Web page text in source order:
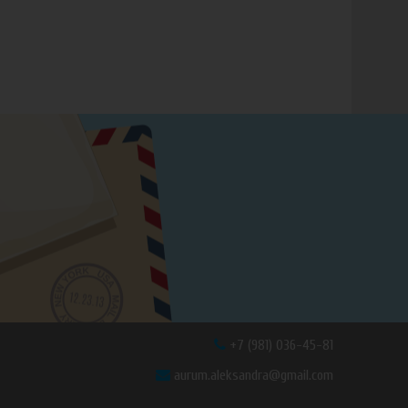
+7 (981) 036-45-81
aurum.aleksandra@gmail.com